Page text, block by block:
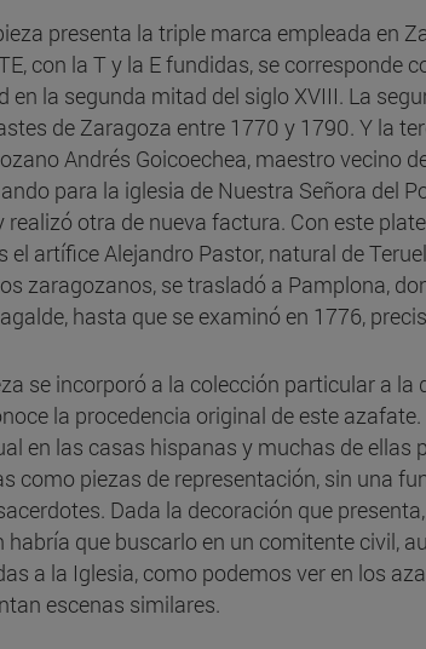
presenta la triple marca empleada en
con la T y la E fundidas, se corresponde
en la segunda mitad del siglo XVIII. La
de Zaragoza entre 1770 y 1790. Y la
Andrés Goicoechea, maestro vecino
para la iglesia de Nuestra Señora del
realizó otra de nueva factura. Con este
el artífice Alejandro Pastor, natural de
zaragozanos, se trasladó a Pamplona,
hasta que se examinó en 1776,
se incorporó a la colección particular a
la procedencia original de este
en las casas hispanas y muchas de
como piezas de representación, sin una
Dada la decoración que
habría que buscarlo en un comitente civil,
a la Iglesia, como podemos ver en los
escenas similares.